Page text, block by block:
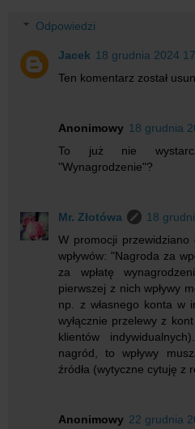
Odpowiedzi
Jacek 18 grudnia 2024
Ten komentarz został
Anonimowy 18 grudnia
To już nie
"Wynagrodzenie"?
Mr. Złotówa
18
W promocji
wpływów: "Nagroda za
za wpłatę
pierwszej z nich wpływy
np. z własnego konta w
wyłącznie przelewy z
klientów
nagród, to wpływy
źródła (wytyczne cytuję z
Anonimowy 22 grudnia